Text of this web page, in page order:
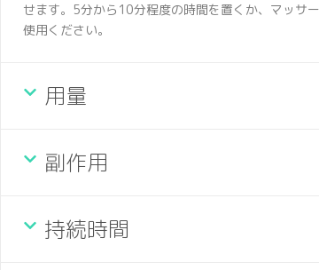
せます。5分から10分程度の時間を置くか、マッサ
使用ください。
用量
副作用
持続時間